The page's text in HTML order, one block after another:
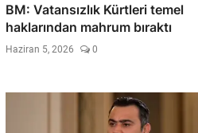
BM: Vatansızlık Kürtleri temel
haklarından mahrum bıraktı
Haziran 5, 2026 0